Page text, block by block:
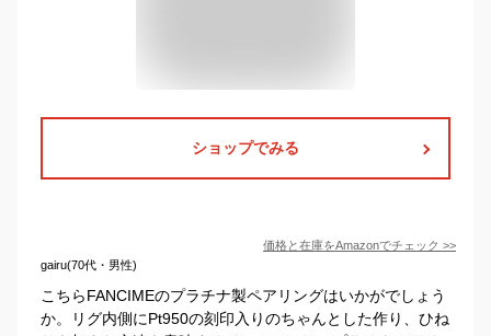
ショップでみる
価格と在庫をAmazonでチェック >>
gairu(70代・男性)
こちらFANCIMEのプラチナ製ペアリングはいかがでしょう
か。リグ内側にPt950の刻印入りのちゃんとした作り、ひね